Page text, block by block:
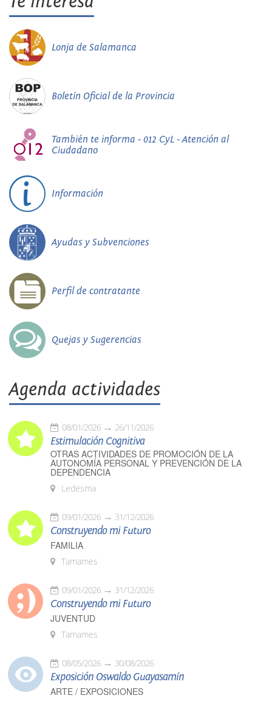
Lonja de Salamanca
Boletín Oficial de la Provincia
También te informa - 012 CyL - Atención al
Ciudadano
Información
Ayudas y Subvenciones
Perfil de contratante
Quejas y Sugerencias
Agenda actividades
08/01/2026 26/11/2026
Estimulación Cognitiva
OTRAS ACTIVIDADES DE PROMOCIÓN DE LA
AUTONOMÍA PERSONAL Y PREVENCIÓN DE LA
DEPENDENCIA
Ledesma
09/01/2026 31/12/2026
Construyendo mi Futuro
FAMILIA
Tamames
09/01/2026 31/12/2026
Construyendo mi Futuro
JUVENTUD
Tamames
08/05/2026 30/08/2026
Exposición Oswaldo Guayasamín
ARTE / EXPOSICIONES